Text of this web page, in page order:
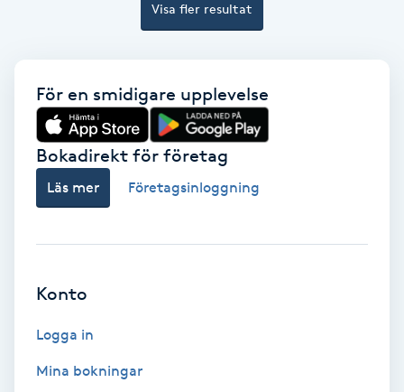
Diamantslipning
Enzympeeling
Extensions borttagning
Visa fler resultat
För en smidigare upplevelse
Bokadirekt för företag
Läs mer Företagsinloggning
Konto
Logga in
Mina bokningar